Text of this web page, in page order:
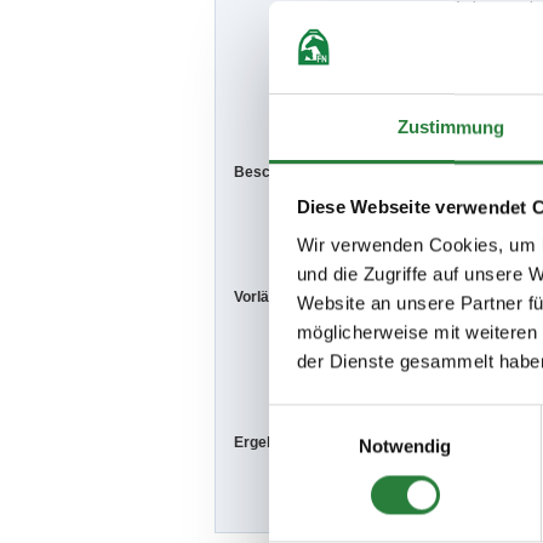
Zustimmung
Diese Webseite verwendet
Wir verwenden Cookies,
und die Zugriffe auf unsere
Website an unsere Partner
möglicherweise mit
der Dienste gesammelt
Notwendig
Verletzung
oder auf
Beschaffenheit der Plätze:
Vorläufige Zeitenteilung:
Fr. vorm.:
So. vorm.:
Ergebnisse: Zu den